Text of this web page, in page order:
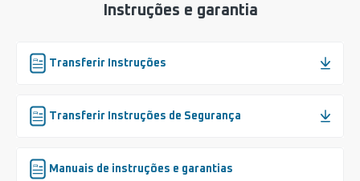
Instruções e garantia
Transferir Instruções
Transferir Instruções de Segurança
Manuais de instruções e garantias